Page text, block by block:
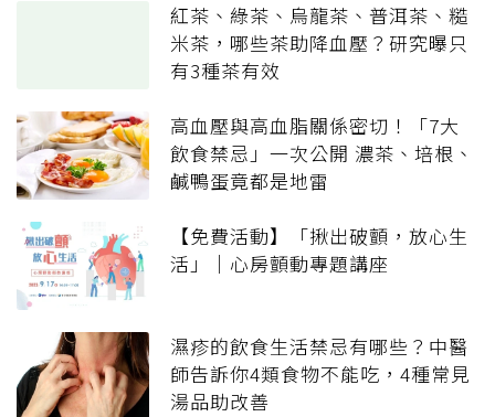
紅茶、綠茶、烏龍茶、普洱茶、糙
米茶，哪些茶助降血壓？研究曝只
有3種茶有效
高血壓與高血脂關係密切！「7大
飲食禁忌」一次公開 濃茶、培根、
鹹鴨蛋竟都是地雷
【免費活動】「揪出破顫，放心生
活」｜心房顫動專題講座
濕疹的飲食生活禁忌有哪些？中醫
師告訴你4類食物不能吃，4種常見
湯品助改善